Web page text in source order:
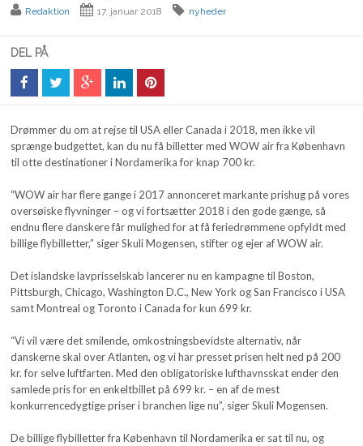
Redaktion 17. januar 2018 nyheder
DEL PÅ
Drømmer du om at rejse til USA eller Canada i 2018, men ikke vil
sprænge budgettet, kan du nu få billetter med WOW air fra København
til otte destinationer i Nordamerika for knap 700 kr.
“WOW air har flere gange i 2017 annonceret markante prishug på vores
oversøiske flyvninger – og vi fortsætter 2018 i den gode gænge, så
endnu flere danskere får mulighed for at få feriedrømmene opfyldt med
billige flybilletter,” siger Skuli Mogensen, stifter og ejer af WOW air.
Det islandske lavprisselskab lancerer nu en kampagne til Boston,
Pittsburgh, Chicago, Washington D.C., New York og San Francisco i USA
samt Montreal og Toronto i Canada for kun 699 kr.
“Vi vil være det smilende, omkostningsbevidste alternativ, når
danskerne skal over Atlanten, og vi har presset prisen helt ned på 200
kr. for selve luftfarten. Med den obligatoriske lufthavnsskat ender den
samlede pris for en enkeltbillet på 699 kr. – en af de mest
konkurrencedygtige priser i branchen lige nu”, siger Skuli Mogensen.
De billige flybilletter fra København til Nordamerika er sat til nu, og